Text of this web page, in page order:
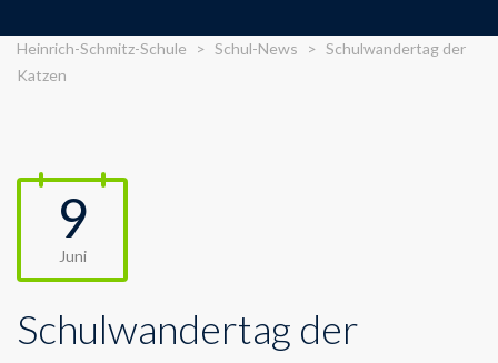
Heinrich-Schmitz-Schule > Schul-News > Schulwandertag der
Katzen
9
Juni
Schulwandertag der